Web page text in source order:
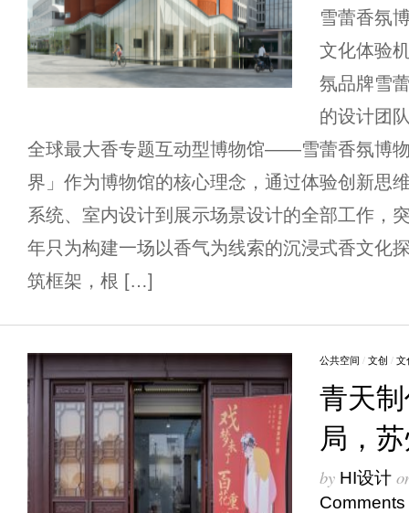
雪蕾香氛
文化体验
氛品牌雪
的设计团
全球最大香专题互动型博物馆——雪蕾香氛博
界」作为博物馆的核心理念，通过体验创新思
系统、室内设计到展示场景设计的全部工作，
年只为构建一场以香气为线索的沉浸式香文化
筑框架，根 […]
公共空间 / 文创 / 文
青天
局，
by HI设计
Comments